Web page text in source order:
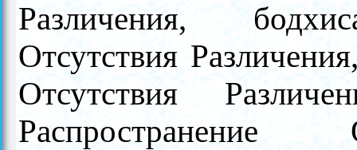
Различения,
Отсутствия
Отсутствия
Распространение